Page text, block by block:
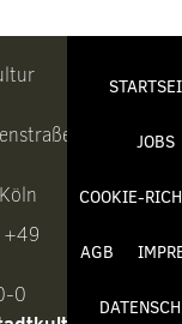
+49
0
JOBS
COOKIE-
AGB